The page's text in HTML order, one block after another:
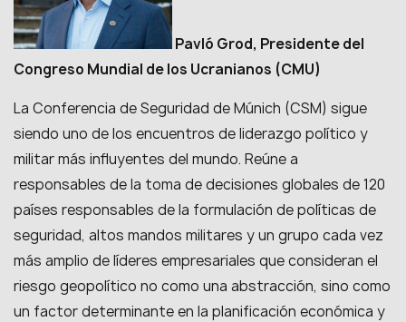
Pavló Grod, Presidente del
Congreso Mundial de los Ucranianos (CMU)
La Conferencia de Seguridad de Múnich (CSM) sigue
siendo uno de los encuentros de liderazgo político y
militar más influyentes del mundo. Reúne a
responsables de la toma de decisiones globales de 120
países responsables de la formulación de políticas de
seguridad, altos mandos militares y un grupo cada vez
más amplio de líderes empresariales que consideran el
riesgo geopolítico no como una abstracción, sino como
un factor determinante en la planificación económica y